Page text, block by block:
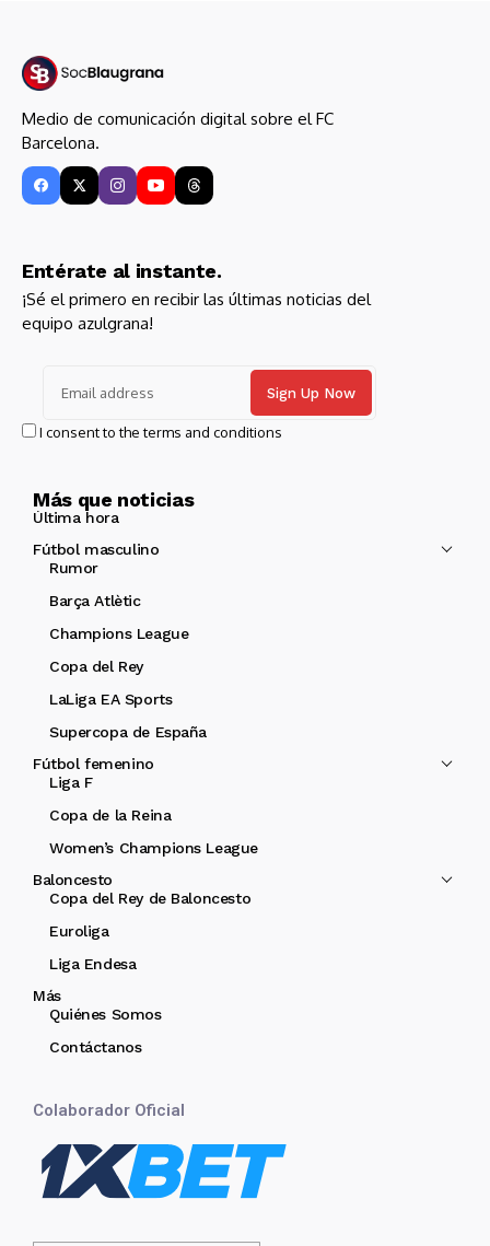
Medio de comunicación digital sobre el FC
Barcelona.
Entérate al instante.
¡Sé el primero en recibir las últimas noticias del
equipo azulgrana!
I consent to the terms and conditions
Más que noticias
Última hora
Fútbol masculino
Rumor
Barça Atlètic
Champions League
Copa del Rey
LaLiga EA Sports
Supercopa de España
Fútbol femenino
Liga F
Copa de la Reina
Women’s Champions League
Baloncesto
Copa del Rey de Baloncesto
Euroliga
Liga Endesa
Más
Quiénes Somos
Contáctanos
Colaborador Oficial